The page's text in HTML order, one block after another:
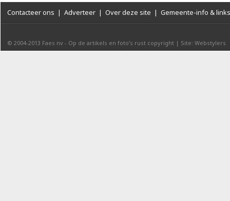
Contacteer ons | Adverteer | Over deze site | Gemeente-info & links
© 2004-2013 Faes nv - Op de artikels en foto’s rust copyright | Site: Webstylers